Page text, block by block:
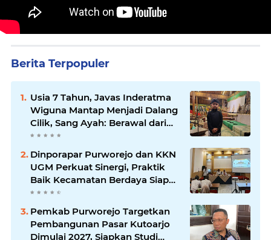
Berita Terpopuler
Usia 7 Tahun, Javas Inderatma
Wiguna Mantap Menjadi Dalang
Cilik, Sang Ayah: Berawal dari
Menonton Wayang di YouTube
Dinporapar Purworejo dan KKN
UGM Perkuat Sinergi, Praktik
Baik Kecamatan Berdaya Siap
Direplikasi
Pemkab Purworejo Targetkan
Pembangunan Pasar Kutoarjo
Dimulai 2027, Siapkan Studi